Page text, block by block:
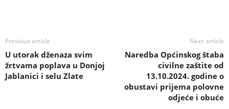
Previous article
U utorak dženaza svim
žrtvama poplava u Donjoj
Jablanici i selu Zlate
Next article
Naredba Općinskog štaba
civilne zaštite od
13.10.2024. godine o
obustavi prijema polovne
odjeće i obuće